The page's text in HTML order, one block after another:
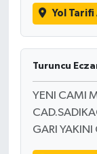
Yol Tarifi
Turuncu
YENI CAMI
GARI